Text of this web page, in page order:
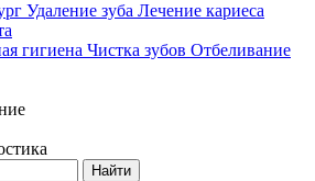
Удаление зуба Лечение кариеса
гигиена Чистка зубов Отбеливание